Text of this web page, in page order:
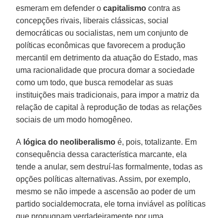
esmeram em defender ocapitalismo contra as
concepções rivais, liberais clássicas, social
democráticas ou socialistas, nem um conjunto de
políticas econômicas que favorecem a produção
mercantil em detrimento da atuação do Estado, mas
uma racionalidade que procura domar a sociedade
como um todo, que busca remodelar as suas
instituições mais tradicionais, para impor a matriz da
relação de capital à reprodução de todas as relações
sociais de um modo homogêneo.
A lógica do neoliberalismo é, pois, totalizante. Em
consequência dessa característica marcante, ela
tende a anular, sem destruí-las formalmente, todas as
opções políticas alternativas. Assim, por exemplo,
mesmo se não impede a ascensão ao poder de um
partido socialdemocrata, ele torna inviável as políticas
que propugnam verdadeiramente por uma